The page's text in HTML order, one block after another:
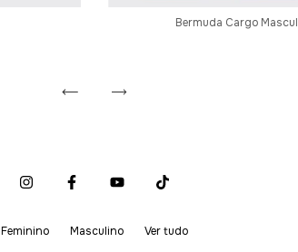
Bermuda Cargo
Feminino Masculino Ver tudo